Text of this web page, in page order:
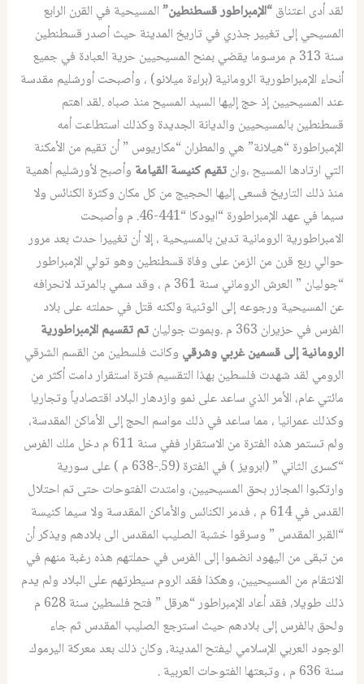
لقد أدى اعتناق“الإمبراطور قسطنطين”المسيحية في القرن الرابع
المسيحي إلى تغيير جذري في تاريخ المدينة حيث أصدر قسطنطين
سنة 313 م مرسوما يقضي بمنح المسيحيين حرية العبادة في جميع
أنحاء الإمبراطورية الرومانية (براءة ميلانو) ، وأصبحت أورشليم مقدسة
عند المسيحيين إذ حج إليها السيد المسيح منذ صباه .لقد اهتم
قسطنطين بالمسيحيين والديانة الجديدة وكذلك استطاعت أمه
الإمبراطورة “هيلانة” هي والمطران “مكاريوس ” أن تقيم من الأمكنة
التي ارتادها المسيح ،وانتقيم كنيسة القيامة وأصبح لأورشليم أهمية
منذ ذلك التاريخ فسعى إليها الحجيج من كل مكان وكثرة الكنائس ولا
سيما في عهد الإمبراطورة “ايودكا “441-46. م وأصبحت
الامبراطورية الرومانية تدين بالمسيحية ، إلا أن تغييرا حدث بعد مرور
حوالي ربع قرن من الزمن على وفاة قسطنطين وهو تولي الإمبراطور
“جوليان ” العرش الروماني سنة 361 م ، وقد سمي بالمرتد لانحرافه
عن المسيحية ورجوعه إلى الوثنية ولكنه قتل في حملته على بلاد
الفرس في حزيران 363 م .وبموت جوليان
تم تقسيم الإمبراطورية
الرومانية إلى قسمين غربي وشرقي وكانت فلسطين من القسم الشرقي
الرومي لقد شهدت فلسطين بهذا التقسيم فترة استقرار دامت أكثر من
مائتي عام، الأمر الذي ساعد على نمو وازدهار البلاد اقتصادياً وتجاريا
وكذلك عمرانيا ، مما ساعد في ذلك مواسم الحج إلى الأماكن المقدسة،
ولم تستمر هذه الفترة من الاستقرار ففي سنة 611 م دخل ملك الفرس
“كسرى الثاني ” (ابرويز ) في الفترة (59.-638 م ) على سورية
وارتكبوا المجازر بحق المسيحيين، وامتدت الفتوحات حتى تم احتلال
القدس في 614 م ، فدمر الكنائس والأماكن المقدسة ولا سيما كنيسة
“القبر المقدس ” وسرقوا خشبة الصليب المقدس الى بلادهم ويذكر أن
من تبقى من اليهود انضموا إلى الفرس في حملتهم هذه رغبة منهم في
الانتقام من المسيحيين، وهكذا فقد الروم سيطرتهم على البلاد ولم يدم
ذلك طويلا، فقد أعاد الإمبراطور “هرقل ” فتح فلسطين سنة 628 م
ولحق بالفرس إلى بلادهم حيث استرجع الصليب المقدس ثم جاء
الوجود العربي الإسلامي ليفتح المدينة، وكان ذلك بعد معركة اليرموك
سنة 636 م ، وتبعتها الفتوحات العربية .